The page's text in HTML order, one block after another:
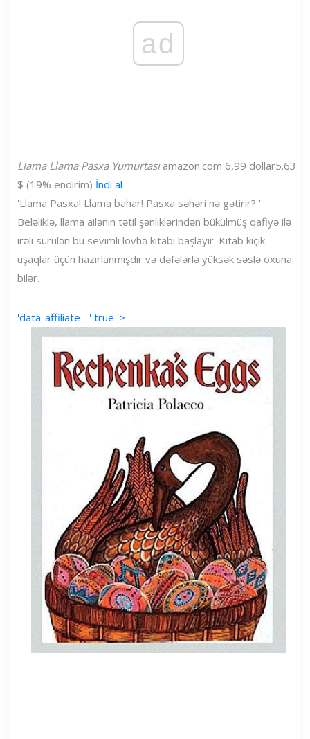
ad
Llama Llama Pasxa Yumurtası amazon.com 6,99 dollar5.63
$ (19% endirim) İndi al
'Llama Pasxa! Llama bahar! Pasxa səhəri nə gətirir? '
Beləliklə, llama ailənin tətil şənliklərindən bükülmüş qafiyə ilə
irəli sürülən bu sevimli lövhə kitabı başlayır. Kitab kiçik
uşaqlar üçün hazırlanmışdır və dəfələrlə yüksək səslə oxuna
bilər.
'data-affiliate =' true '>